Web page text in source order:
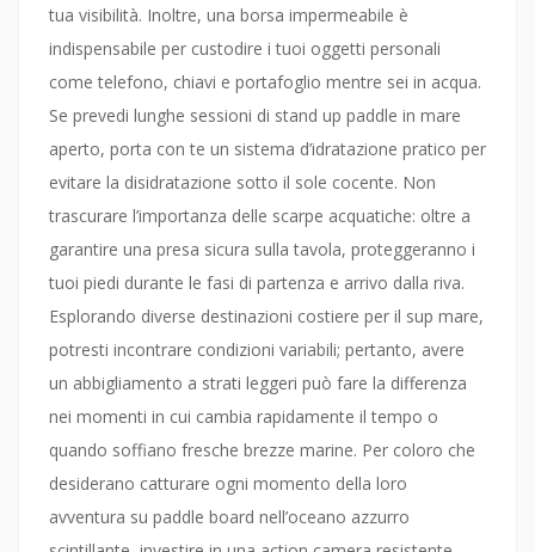
tua visibilità. Inoltre, una borsa impermeabile è
indispensabile per custodire i tuoi oggetti personali
come telefono, chiavi e portafoglio mentre sei in acqua.
Se prevedi lunghe sessioni di stand up paddle in mare
aperto, porta con te un sistema d’idratazione pratico per
evitare la disidratazione sotto il sole cocente. Non
trascurare l’importanza delle scarpe acquatiche: oltre a
garantire una presa sicura sulla tavola, proteggeranno i
tuoi piedi durante le fasi di partenza e arrivo dalla riva.
Esplorando diverse destinazioni costiere per il sup mare,
potresti incontrare condizioni variabili; pertanto, avere
un abbigliamento a strati leggeri può fare la differenza
nei momenti in cui cambia rapidamente il tempo o
quando soffiano fresche brezze marine. Per coloro che
desiderano catturare ogni momento della loro
avventura su paddle board nell’oceano azzurro